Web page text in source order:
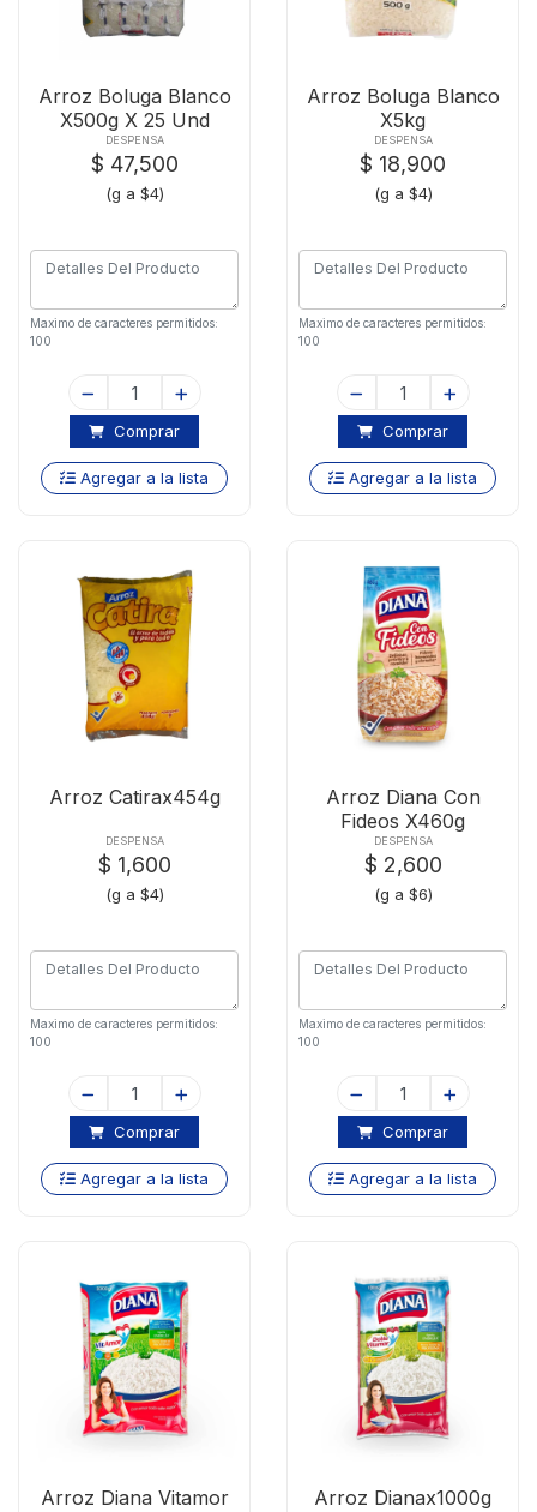
Arroz Boluga Blanco
X500g X 25 Und
DESPENSA
$ 47,500
(g a $4)
Maximo de caracteres permitidos:
100
Comprar
Agregar a la lista
Arroz Boluga Blanco
X5kg
DESPENSA
$ 18,900
(g a $4)
Maximo de caracteres permitidos:
100
Comprar
Agregar a la lista
Arroz Catirax454g
DESPENSA
$ 1,600
(g a $4)
Maximo de caracteres permitidos:
100
Comprar
Agregar a la lista
Arroz Diana Con
Fideos X460g
DESPENSA
$ 2,600
(g a $6)
Maximo de caracteres permitidos:
100
Comprar
Agregar a la lista
Arroz Diana Vitamor
Arroz Dianax1000g